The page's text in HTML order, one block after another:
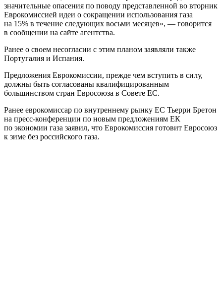
значительные опасения по поводу представленной во вторник
Еврокомиссией идеи о сокращении использования газа
на 15% в течение следующих восьми месяцев», — говорится
в сообщении на сайте агентства.
Ранее о своем несогласии с этим планом заявляли также
Португалия и Испания.
Предложения Еврокомиссии, прежде чем вступить в силу,
должны быть согласованы квалифицированным
большинством стран Евросоюза в Совете ЕС.
Ранее еврокомиссар по внутреннему рынку ЕС Тьерри Бретон
на пресс-конференции по новым предложениям ЕК
по экономии газа заявил, что Еврокомиссия готовит Евросоюз
к зиме без российского газа.